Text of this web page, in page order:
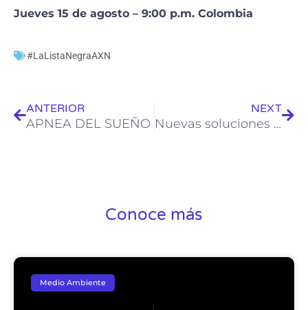
Jueves 15 de agosto – 9:00 p.m. Colombia
#LaListaNegraAXN
ANTERIOR
APNEA DEL SUEÑO
NEXT
Nuevas soluciones médicas
Conoce más
Medio Ambiente